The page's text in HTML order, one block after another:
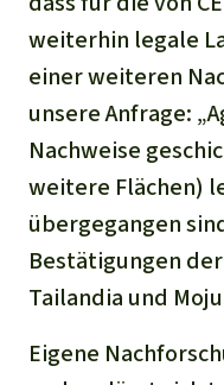
weiterhin legale
einer weiteren
unsere Anfrage:
Nachweise
weitere Flächen)
übergegangen
Bestätigungen
Tailandia und
Eigene